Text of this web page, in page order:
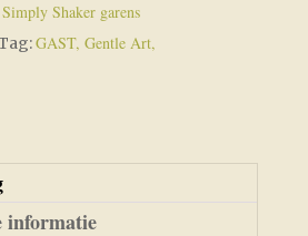
Shaker garens
GAST, Gentle Art,
informatie